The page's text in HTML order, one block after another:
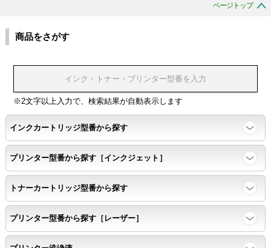
ページトップ
商品をさがす
※2文字以上入力で、検索結果が自動表示します
インクカートリッジ型番から探す
プリンター型番から探す［インクジェット］
トナーカートリッジ型番から探す
プリンター型番から探す［レーザー］